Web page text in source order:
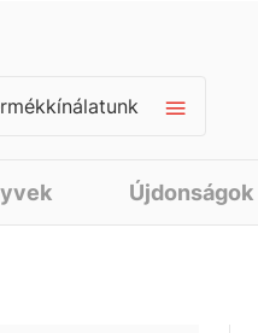
Újdonságok